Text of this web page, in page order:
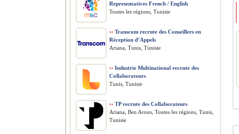
Representatives French / English
Toutes les régions, Tunisie
›› Transcom recrute des Conseillers en
Réception d’Appels
Ariana, Tunis, Tunisie
›› Industrie Multinational recrute des
Collaborateurs
Tunis, Tunisie
›› TP recrute des Collaborateurs
Ariana, Ben Arous, Toutes les régions, Tunis,
Tunisie